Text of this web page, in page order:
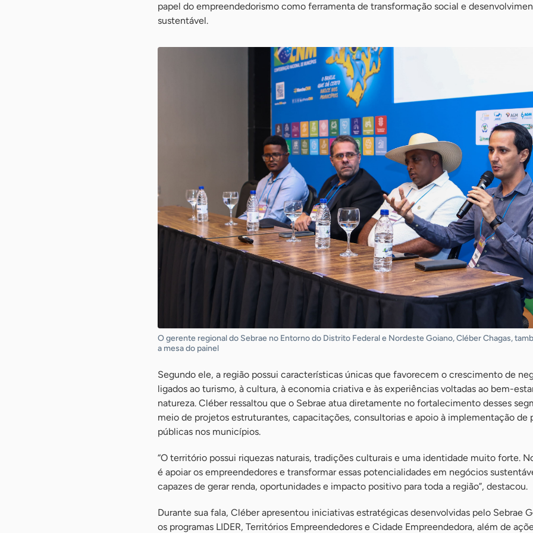
papel do empreendedorismo como ferramenta de transformação social e
sustentável.
O gerente regional do Sebrae no Entorno do Distrito Federal e Nordeste Goiano, Cléber Chagas,
a mesa do painel
Segundo ele, a região possui características únicas que favorecem o crescimento de
ligados ao turismo, à cultura, à economia criativa e às experiências voltadas ao bem-
natureza. Cléber ressaltou que o Sebrae atua diretamente no fortalecimento desses
meio de projetos estruturantes, capacitações, consultorias e apoio à implementação de
públicas nos municípios.
“O território possui riquezas naturais, tradições culturais e uma identidade muito forte.
é apoiar os empreendedores e transformar essas potencialidades em negócios
capazes de gerar renda, oportunidades e impacto positivo para toda a região”, destacou.
Durante sua fala, Cléber apresentou iniciativas estratégicas desenvolvidas pelo Sebrae
os programas LIDER, Territórios Empreendedores e Cidade Empreendedora, além de